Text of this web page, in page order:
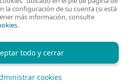
la configuración de su cuenta (si está
más información, consulte
.
todo y cerrar
cookies